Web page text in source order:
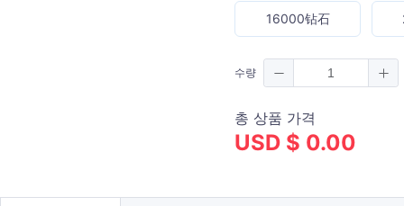
16000钻石
수량
총 상품 가격
USD $ 0.00